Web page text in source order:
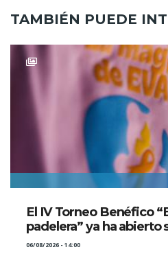
TAMBIÉN PUEDE
El IV Torneo Benéfico
padelera” ya ha abierto
06/08/2026 - 14:00